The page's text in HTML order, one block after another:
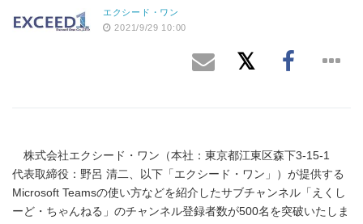
エクシード・ワン
2021/9/29 10:00
株式会社エクシード・ワン（本社：東京都江東区森下3-15-1
代表取締役：野呂 清二、以下「エクシード・ワン」）が提供する
Microsoft Teamsの使い方などを紹介したサブチャンネル「えくし
ーど・ちゃんねる」のチャンネル登録者数が500名を突破いたしま